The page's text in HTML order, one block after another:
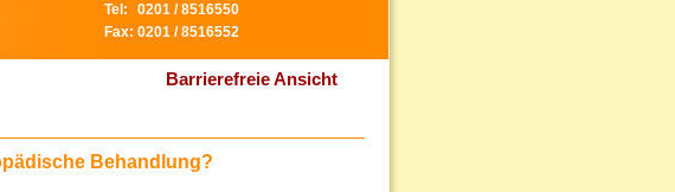
Tel:
0201 / 8516550
Fax: 0201 / 8516552
Barrierefreie Ansicht
Behandlung?